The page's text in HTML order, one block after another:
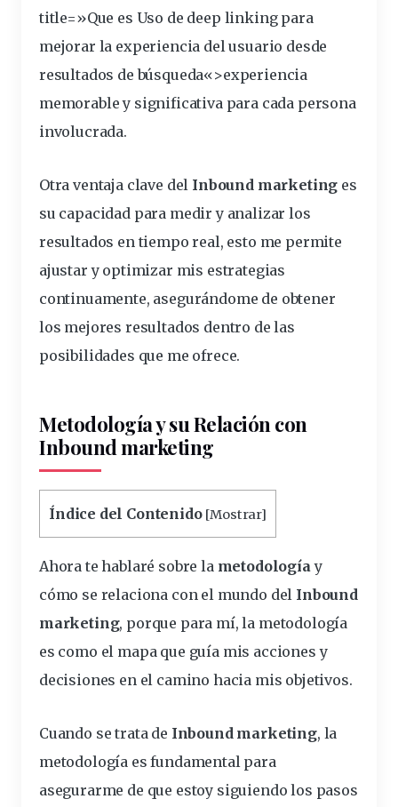
title=»Que es Uso de deep linking para
mejorar la experiencia del usuario desde
resultados debúsqueda«>experiencia
memorable y significativa para cada persona
involucrada.
Otra ventaja clave del Inbound marketing es
su capacidad para medir y analizar los
resultados en tiempo real, esto me permite
ajustar y optimizar mis estrategias
continuamente, asegurándome de obtener
los mejores resultados dentro de las
posibilidades que me ofrece.
Metodología y su Relación con
Inbound marketing
Índice del Contenido [Mostrar]
Ahora te hablaré sobre la metodología y
cómo se relaciona con el mundo del Inbound
marketing, porque para mí, la metodología
es como el mapa que guía mis acciones y
decisiones en el camino hacia mis objetivos.
Cuando se trata de Inbound marketing, la
metodología es fundamental para
asegurarme de que estoy siguiendo los pasos